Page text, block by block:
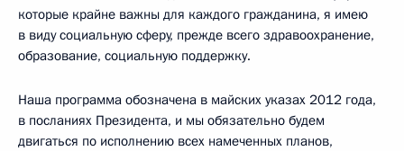
которые крайне важны для каждого гражданина, я имею
в виду социальную сферу, прежде всего здравоохранение,
образование, социальную поддержку.
Наша программа обозначена в майских указах 2012 года,
в посланиях Президента, и мы обязательно будем
двигаться по исполнению всех намеченных планов,